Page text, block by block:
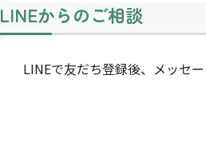
LINEからのご相談
LINEで友だち登録後、メッセ